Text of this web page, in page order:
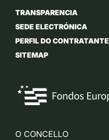
TRANSPARENCIA
SEDE ELECTRÓNICA
PERFIL DO CONTRATANTE
SITEMAP
O CONCELLO